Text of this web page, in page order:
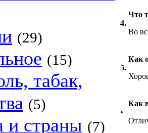
(29)
(15)
табак,
(5)
и страны (7)
4.
Что
Во
5.
Как
•
Как